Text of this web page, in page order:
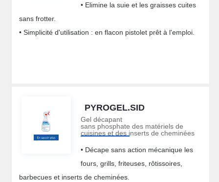
• Elimine la suie et les graisses cuites
sans frotter.
• Simplicité d'utilisation : en flacon pistolet prêt à l'emploi.
PYROGEL.SID
Gel décapant
sans phosphate des matériels de
cuisines et des inserts de cheminées
• Décape sans action mécanique les
fours, grills, friteuses, rôtissoires,
barbecues et inserts de cheminées.